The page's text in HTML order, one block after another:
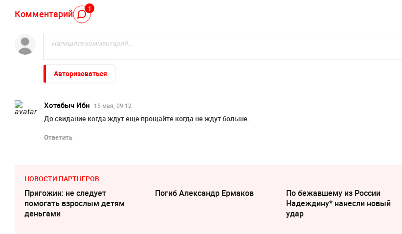
Комментарий 1
Авторизоваться
Хотабыч Ибн 15 мая, 09:12
До свидание когда ждут еще прощайте когда не ждут больше.
Ответить
НОВОСТИ ПАРТНЕРОВ
Пригожин: не следует
помогать взрослым детям
деньгами
Погиб Александр Ермаков
По бежавшему из России
Надеждину* нанесли новый
удар